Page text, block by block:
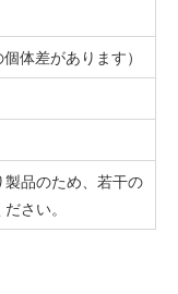
体差があります）
品のため、若干の
さい。